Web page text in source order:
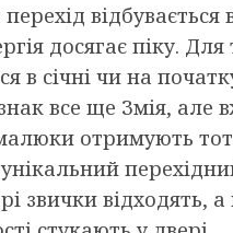
відбувається
досягає піку. Для
в січні чи на
все ще Змія, але
отримують
звички відходять, а